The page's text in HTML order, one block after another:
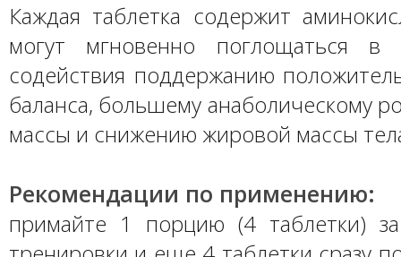
Каждая таблетка содержит
могут мгновенно поглощаться в
содействия поддержанию
баланса, большему анаболическому
массы и снижению жировой массы
Рекомендации по применению:
примайте 1 порцию (4 таблетки)